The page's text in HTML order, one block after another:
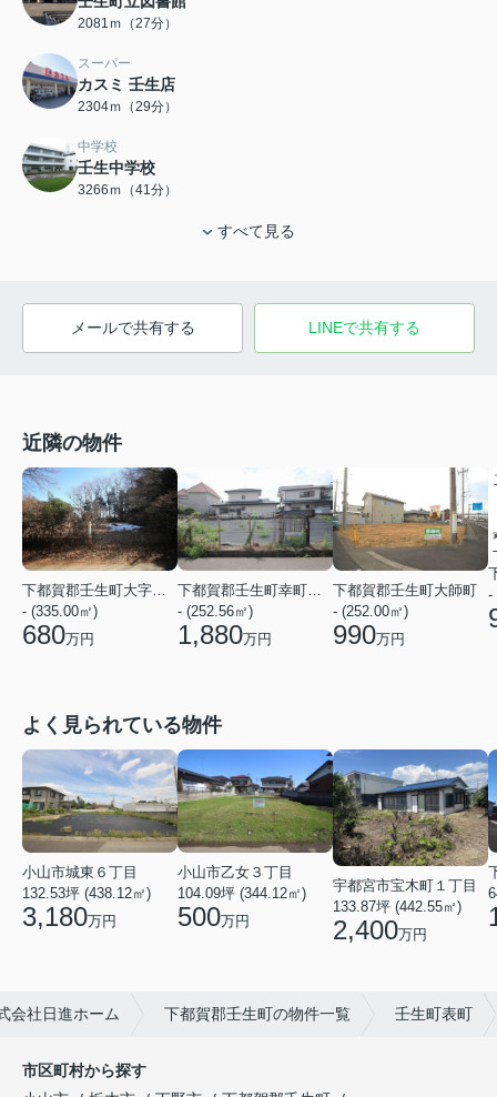
2081ｍ（27分）
スーパー
カスミ 壬生店
2304ｍ（29分）
中学校
壬生中学校
3266ｍ（41分）
すべて見る
メールで共有する LINEで共有する
近隣の物件
- (335.00㎡)
680万円
- (252.56㎡)
1,880万円
下都賀郡壬生町大師町
- (252.00㎡)
990万円
-
よく見られている物件
小山市城東６丁目
132.53坪 (438.12㎡)
3,180万円
小山市乙女３丁目
104.09坪 (344.12㎡)
500万円
宇都宮市宝木町１丁目
133.87坪 (442.55㎡)
2,400万円
会社日進ホーム 下都賀郡壬生町の物件一覧 壬生町表町
市区町村から探す